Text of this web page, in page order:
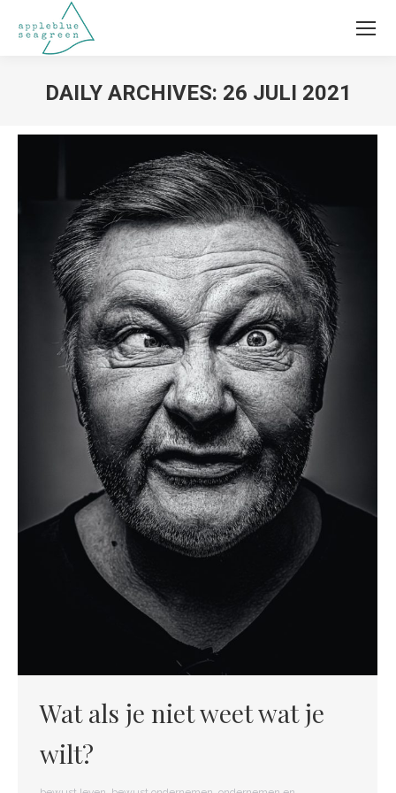
DAILY ARCHIVES: 26 JULI 2021
Wat als je niet weet wat je
wilt?